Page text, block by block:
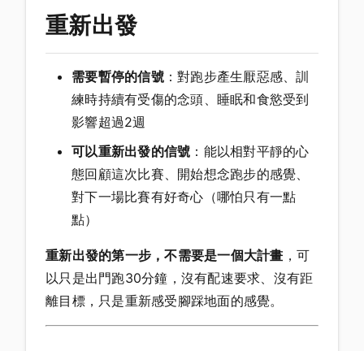
重新出發
需要暫停的信號：對跑步產生厭惡感、訓
練時持續有受傷的念頭、睡眠和食慾受到
影響超過2週
可以重新出發的信號 ：能以相對平靜的心
態回顧這次比賽、開始想念跑步的感覺、
對下一場比賽有好奇心（哪怕只有一點
點）
重新出發的第一步，不需要是一個大計畫 ，可
以只是出門跑30分鐘，沒有配速要求、沒有距
離目標，只是重新感受腳踩地面的感覺。